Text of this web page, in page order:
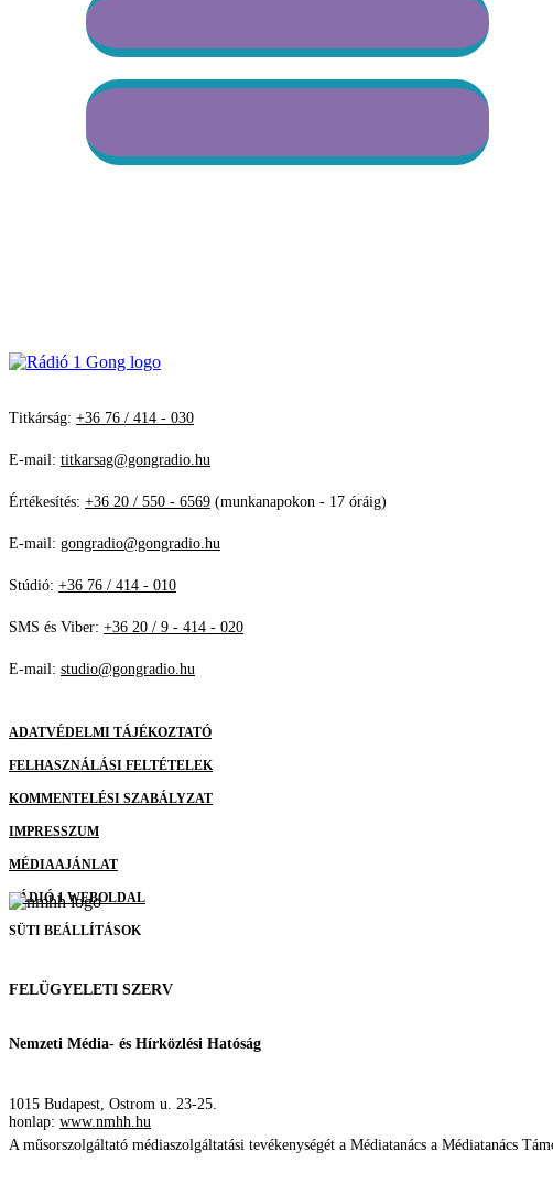
Titkárság: +36 76 / 414 - 030
E-mail: titkarsag@gongradio.hu
Értékesítés: +36 20 / 550 - 6569 (munkanapokon - 17 óráig)
E-mail: gongradio@gongradio.hu
Stúdió: +36 76 / 414 - 010
SMS és Viber: +36 20 / 9 - 414 - 020
E-mail: studio@gongradio.hu
ADATVÉDELMI TÁJÉKOZTATÓ
FELHASZNÁLÁSI FELTÉTELEK
KOMMENTELÉSI SZABÁLYZAT
IMPRESSZUM
MÉDIAAJÁNLAT
RÁDIÓ 1 WEBOLDAL
SÜTI BEÁLLÍTÁSOK
FELÜGYELETI SZERV
Nemzeti Média- és Hírközlési Hatóság
1015 Budapest, Ostrom u. 23-25.
honlap: www.nmhh.hu
A műsorszolgáltató médiaszolgáltatási tevékenységét a Médiatanács a Médiatanács